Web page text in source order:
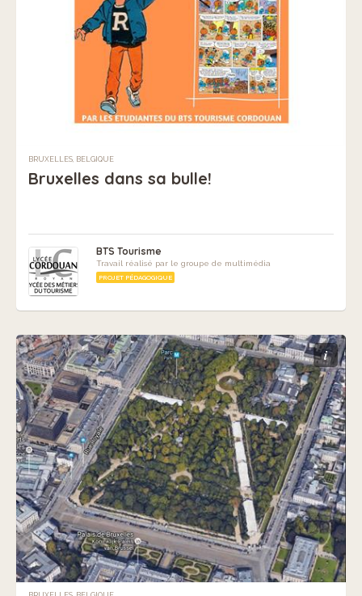
BRUXELLES, BELGIQUE
Bruxelles dans sa bulle!
BTS Tourisme
Travail réalisé par le groupe de multimédia
PROJET PÉDAGOGIQUE
i